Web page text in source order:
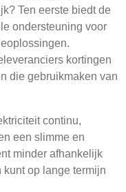
Ten eerste biedt de
ondersteuning voor
kortingen
die gebruikmaken van
continu,
een slimme en
minder afhankelijk
op lange termijn